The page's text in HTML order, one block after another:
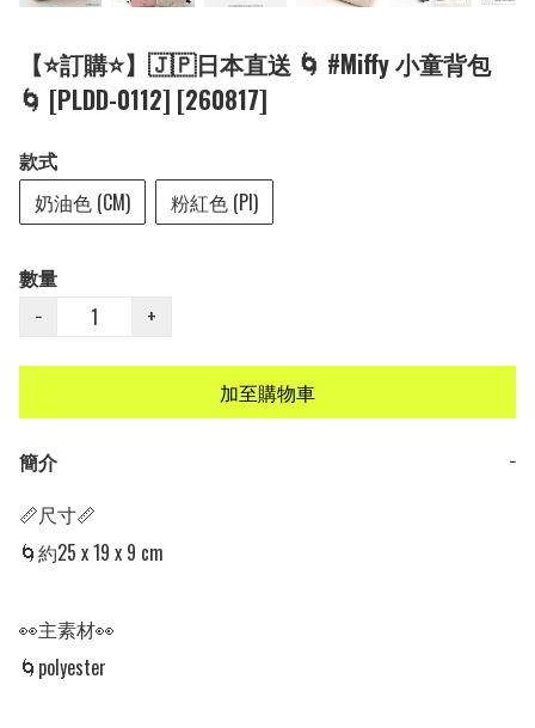
【⭐訂購⭐】🇯🇵日本直送 🌀 #Miffy 小童背包
🌀 [PLDD-0112] [260817]
款式
奶油色 (CM)
粉紅色 (PI)
數量
−
+
加至購物車
簡介
−
📏尺寸📏
🌀約25 x 19 x 9 cm
👀主素材👀
🌀polyester